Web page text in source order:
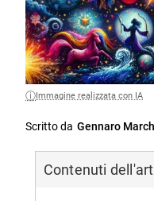
Immagine realizzata con IA
Scritto da Gennaro
Contenuti